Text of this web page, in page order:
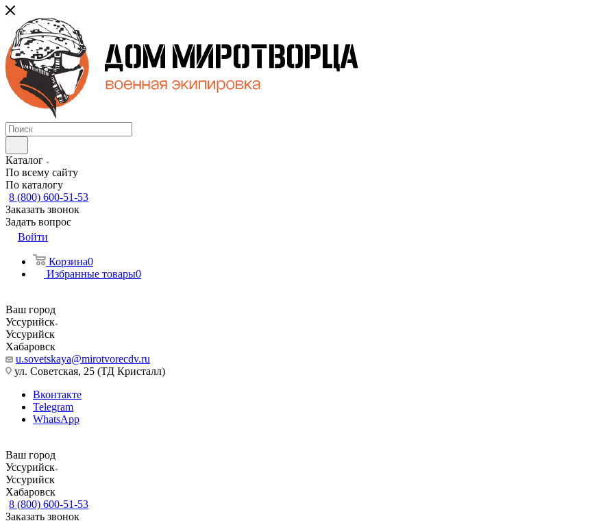
Каталог
По всему сайту
По каталогу
8 (800) 600-51-53
Заказать звонок
Задать вопрос
Войти
Корзина0
Избранные товары0
Ваш город
Уссурийск
Уссурийск
Хабаровск
u.sovetskaya@mirotvorecdv.ru
ул. Советская, 25 (ТД Кристалл)
Вконтакте
Telegram
WhatsApp
Ваш город
Уссурийск
Уссурийск
Хабаровск
8 (800) 600-51-53
Заказать звонок